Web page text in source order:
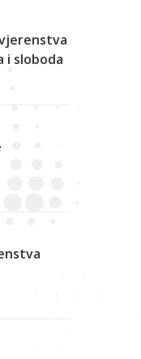
i sloboda